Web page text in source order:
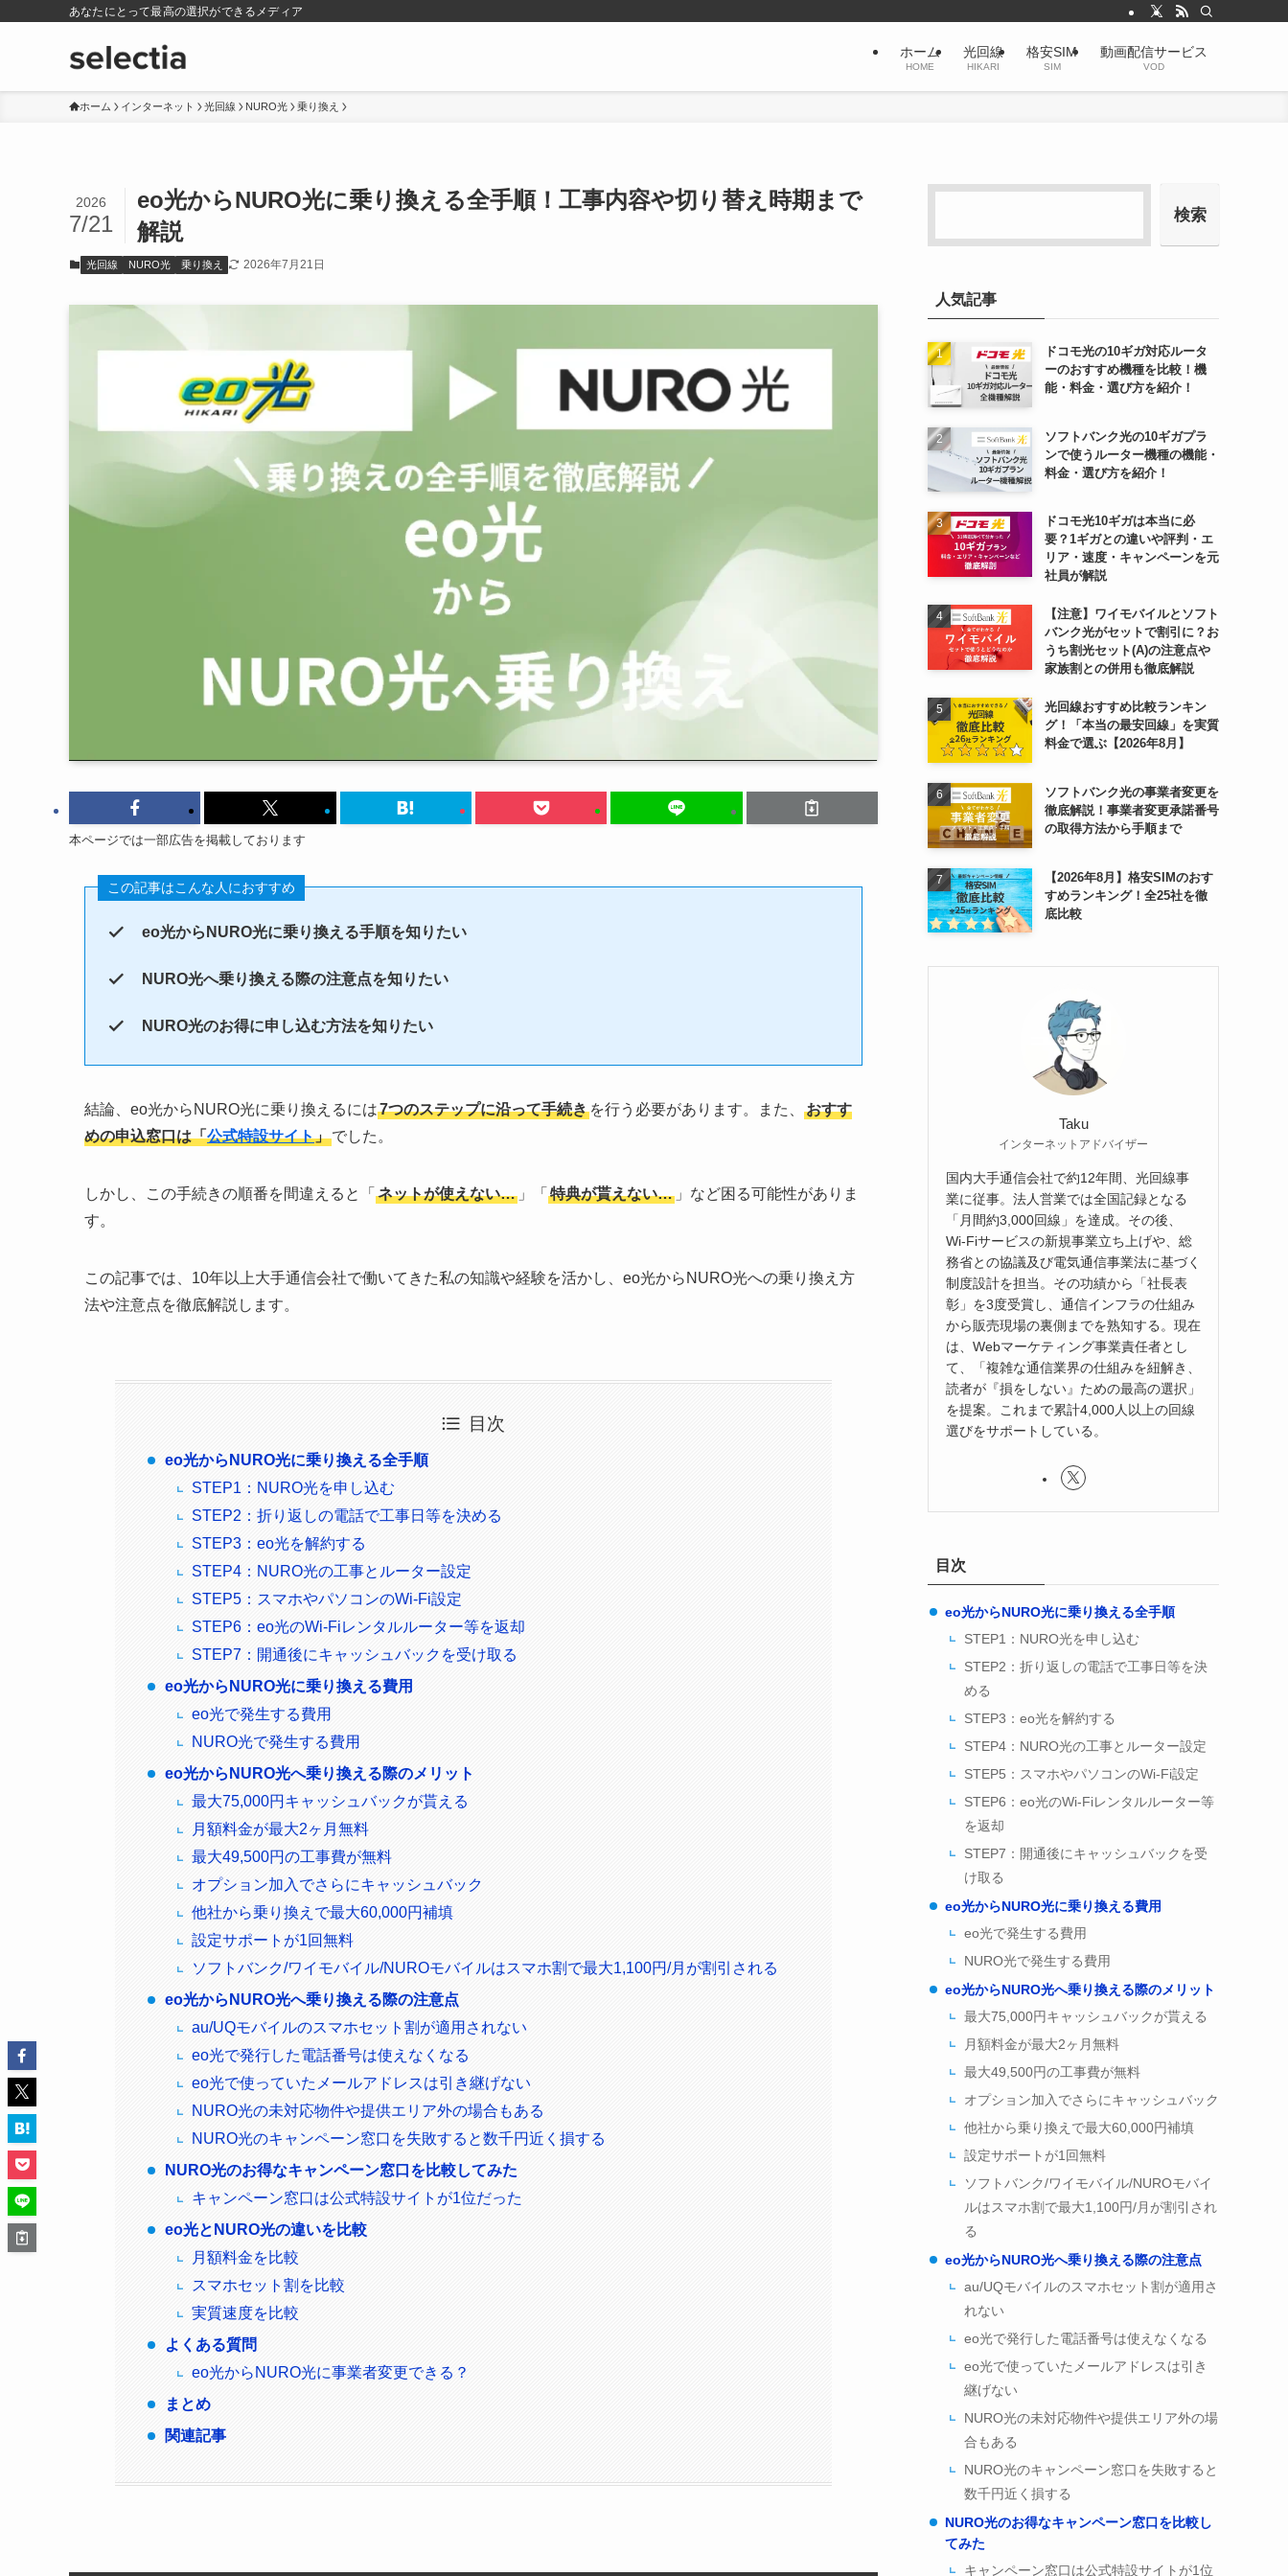
あなたにとって最高の選択ができるメディア
ホーム
HOME
光回線
HIKARI
格安SIM
SIM
動画配信サービス
VOD
ホーム インターネット 光回線 NURO光 乗り換え
eo光からNURO光に乗り換える全手順！工事内容や切り替え時期まで
解説
2026
7/21
光回線 NURO光 乗り換え 2026年7月21日
本ページでは一部広告を掲載しております
この記事はこんな人におすすめ
eo光からNURO光に乗り換える手順を知りたい
NURO光へ乗り換える際の注意点を知りたい
NURO光のお得に申し込む方法を知りたい
結論、eo光からNURO光に乗り換えるには7つのステップに沿って手続き を行う必要があります。また、
おすす
めの申込窓口は「公式特設サイト」でした。
しかし、この手続きの順番を間違えると「 ネットが使えない… 」「 特典が貰えない… 」など困る可能性がありま
す。
この記事では、10年以上大手通信会社で働いてきた私の知識や経験を活かし、eo光からNURO光への乗り換え方
法や注意点を徹底解説します。
目次
eo光からNURO光に乗り換える全手順
STEP1：NURO光を申し込む
STEP2：折り返しの電話で工事日等を決める
STEP3：eo光を解約する
STEP4：NURO光の工事とルーター設定
STEP5：スマホやパソコンのWi-Fi設定
STEP6：eo光のWi-Fiレンタルルーター等を返却
STEP7：開通後にキャッシュバックを受け取る
eo光からNURO光に乗り換える費用
eo光で発生する費用
NURO光で発生する費用
eo光からNURO光へ乗り換える際のメリット
最大75,000円キャッシュバックが貰える
月額料金が最大2ヶ月無料
最大49,500円の工事費が無料
オプション加入でさらにキャッシュバック
他社から乗り換えで最大60,000円補填
設定サポートが1回無料
ソフトバンク/ワイモバイル/NUROモバイルはスマホ割で最大1,100円/月が割引される
eo光からNURO光へ乗り換える際の注意点
au/UQモバイルのスマホセット割が適用されない
eo光で発行した電話番号は使えなくなる
eo光で使っていたメールアドレスは引き継げない
NURO光の未対応物件や提供エリア外の場合もある
NURO光のキャンペーン窓口を失敗すると数千円近く損する
NURO光のお得なキャンペーン窓口を比較してみた
キャンペーン窓口は公式特設サイトが1位だった
eo光とNURO光の違いを比較
月額料金を比較
スマホセット割を比較
実質速度を比較
よくある質問
eo光からNURO光に事業者変更できる？
まとめ
関連記事
検索
人気記事
ドコモ光の10ギガ対応ルータ
ーのおすすめ機種を比較！機
能・料金・選び方を紹介！
ソフトバンク光の10ギガプラ
ンで使うルーター機種の機能・
料金・選び方を紹介！
ドコモ光10ギガは本当に必
要？1ギガとの違いや評判・エ
リア・速度・キャンペーンを元
社員が解説
【注意】ワイモバイルとソフト
バンク光がセットで割引に？お
うち割光セット(A)の注意点や
家族割との併用も徹底解説
光回線おすすめ比較ランキン
グ！「本当の最安回線」を実質
料金で選ぶ【2026年8月】
ソフトバンク光の事業者変更を
徹底解説！事業者変更承諾番号
の取得方法から手順まで
【2026年8月】格安SIMのおす
すめランキング！全25社を徹
底比較
Taku
インターネットアドバイザー
国内大手通信会社で約12年間、光回線事
業に従事。法人営業では全国記録となる
「月間約3,000回線」を達成。その後、
Wi-Fiサービスの新規事業立ち上げや、総
務省との協議及び電気通信事業法に基づく
制度設計を担当。その功績から「社長表
彰」を3度受賞し、通信インフラの仕組み
から販売現場の裏側までを熟知する。現在
は、Webマーケティング事業責任者とし
て、「複雑な通信業界の仕組みを紐解き、
読者が『損をしない』ための最高の選択」
を提案。これまで累計4,000人以上の回線
選びをサポートしている。
目次
eo光からNURO光に乗り換える全手順
STEP1：NURO光を申し込む
STEP2：折り返しの電話で工事日等を決
める
STEP3：eo光を解約する
STEP4：NURO光の工事とルーター設定
STEP5：スマホやパソコンのWi-Fi設定
STEP6：eo光のWi-Fiレンタルルーター等
を返却
STEP7：開通後にキャッシュバックを受
け取る
eo光からNURO光に乗り換える費用
eo光で発生する費用
NURO光で発生する費用
eo光からNURO光へ乗り換える際のメリット
最大75,000円キャッシュバックが貰える
月額料金が最大2ヶ月無料
最大49,500円の工事費が無料
オプション加入でさらにキャッシュバック
他社から乗り換えで最大60,000円補填
設定サポートが1回無料
ソフトバンク/ワイモバイル/NUROモバイ
ルはスマホ割で最大1,100円/月が割引され
る
eo光からNURO光へ乗り換える際の注意点
au/UQモバイルのスマホセット割が適用さ
れない
eo光で発行した電話番号は使えなくなる
eo光で使っていたメールアドレスは引き
継げない
NURO光の未対応物件や提供エリア外の場
合もある
NURO光のキャンペーン窓口を失敗すると
数千円近く損する
NURO光のお得なキャンペーン窓口を比較し
てみた
キャンペーン窓口は公式特設サイトが1位